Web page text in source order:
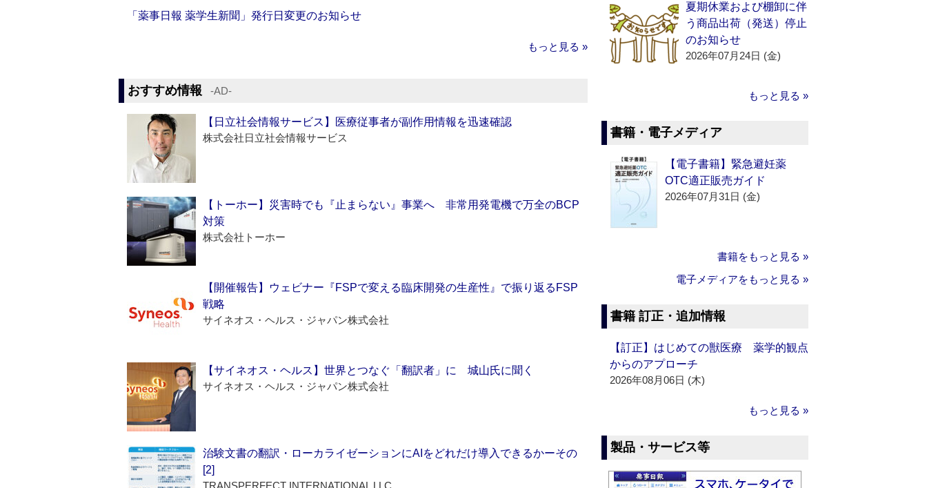
「薬事日報 薬学生新聞」発行日変更のお知らせ
もっと見る »
おすすめ情報 ‐AD‐
【日立社会情報サービス】医療従事者が副作用情報を迅速確認
株式会社日立社会情報サービス
【トーホー】災害時でも『止まらない』事業へ 非常用発電機で万全のBCP
対策
株式会社トーホー
【開催報告】ウェビナー『FSPで変える臨床開発の生産性』で振り返るFSP
戦略
サイネオス・ヘルス・ジャパン株式会社
【サイネオス・ヘルス】世界とつなぐ「翻訳者」に 城山氏に聞く
サイネオス・ヘルス・ジャパン株式会社
治験文書の翻訳・ローカライゼーションにAIをどれだけ導入できるかーその
[2]
TRANSPERFECT INTERNATIONAL LLC
夏期休業および棚卸に伴
う商品出荷（発送）停止
のお知らせ
2026年07月24日 (金)
もっと見る »
書籍・電子メディア
【電子書籍】緊急避妊薬
OTC適正販売ガイド
2026年07月31日 (金)
書籍をもっと見る »
電子メディアをもっと見る »
書籍 訂正・追加情報
【訂正】はじめての獣医療 薬学的観点
からのアプローチ
2026年08月06日 (木)
もっと見る »
製品・サービス等